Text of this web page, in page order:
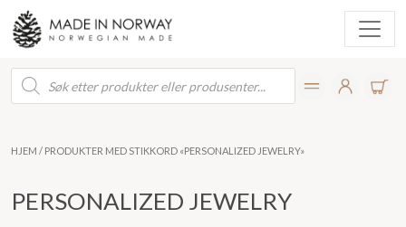
Products
search
HJEM / PRODUKTER MED STIKKORD «PERSONALIZED JEWELRY»
PERSONALIZED JEWELRY